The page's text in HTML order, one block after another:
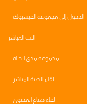
الدخول إلى مجموعة الفيسبوك
البث المباشر
مجموعه مدى الحياه
لقاء الصبة المباشر
لقاء صناع المحتوى